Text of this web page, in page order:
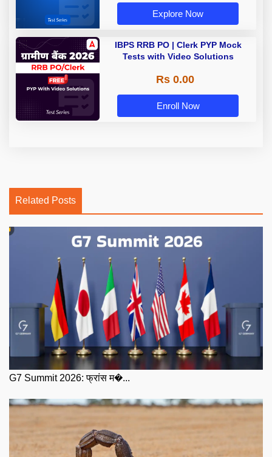
Explore Now
IBPS RRB PO | Clerk PYP Mock
Tests with Video Solutions
Rs 0.00
Enroll Now
Related Posts
G7 Summit 2026: फ्रांस म�...